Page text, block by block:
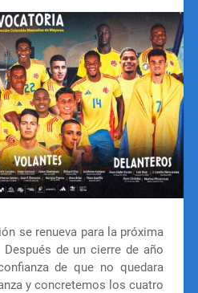
se renueva para la próxima
de un cierre de año
de que no quedara
y concretemos los cuatro